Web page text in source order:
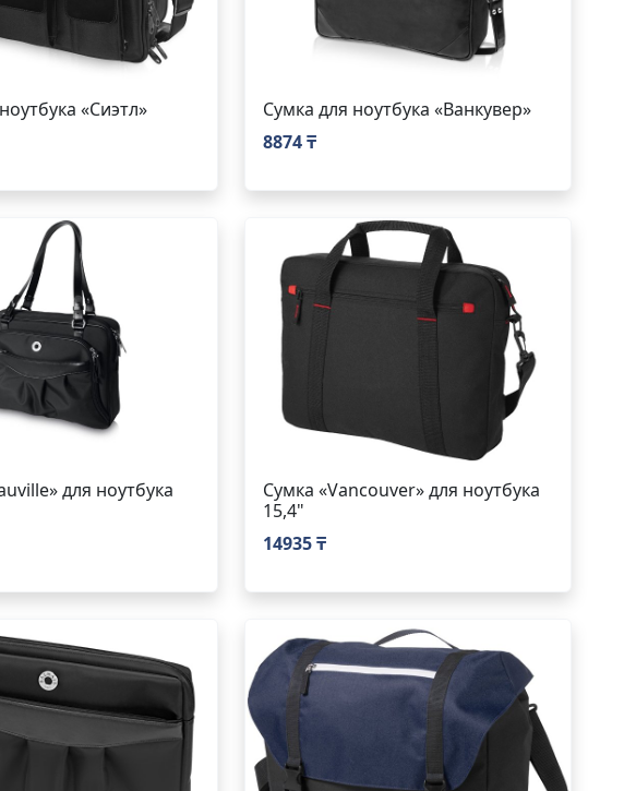
«Сиэтл»
Сумка для ноутбука «Ванкувер»
8874 ₸
для ноутбука
Сумка «Vancouver» для ноутбука
15,4"
14935 ₸